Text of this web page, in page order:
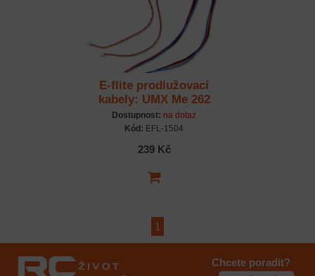
E-flite prodlužovací
kabely: UMX Me 262
Dostupnost: na dotaz
Kód: EFL-1504
239 Kč
1
Chcete poradit?